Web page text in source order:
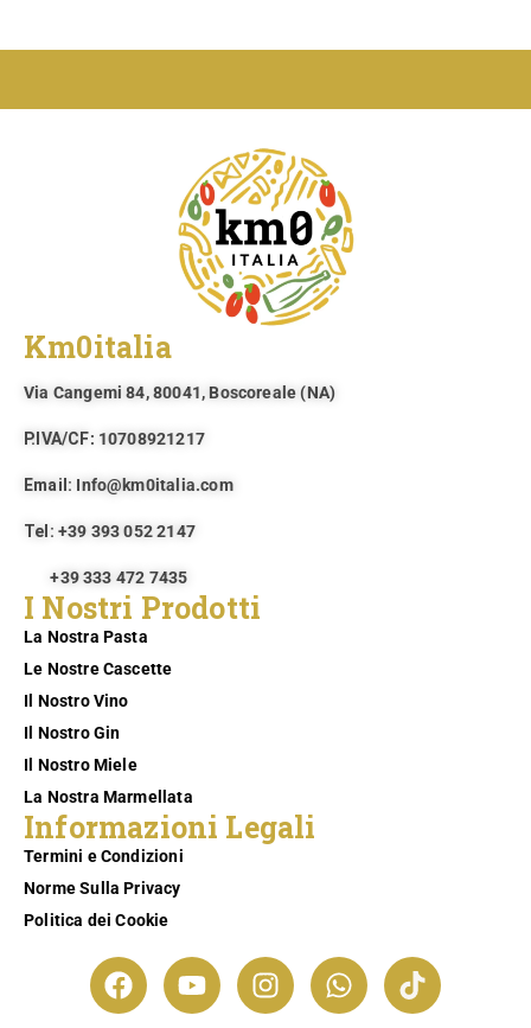
Km0italia
Via Cangemi 84, 80041, Boscoreale (NA)​
P.IVA/CF: 10708921217
Email: Info@km0italia.com
Tel: +39 393 052 2147
+39 333 472 7435
I Nostri Prodotti
La Nostra Pasta
Le Nostre Cascette
Il Nostro Vino
Il Nostro Gin
Il Nostro Miele
La Nostra Marmellata
Informazioni Legali
Termini e Condizioni
Norme Sulla Privacy
Politica dei Cookie